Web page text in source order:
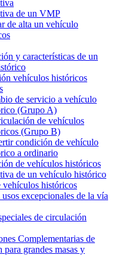
de un VMP
de alta un vehículo
y características de un
vehículos históricos
de servicio a vehículo
(Grupo A)
de vehículos
(Grupo B)
condición de vehículo
a ordinario
de vehículos históricos
de un vehículo histórico
vehículos históricos
excepcionales de la vía
de circulación
Complementarias de
grandes masas y